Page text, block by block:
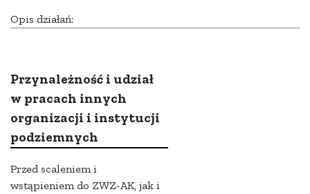
Opis działań:
Przynależność i udział
w pracach innych
organizacji i instytucji
podziemnych
Przed scaleniem i
wstąpieniem do ZWZ-AK, jak i